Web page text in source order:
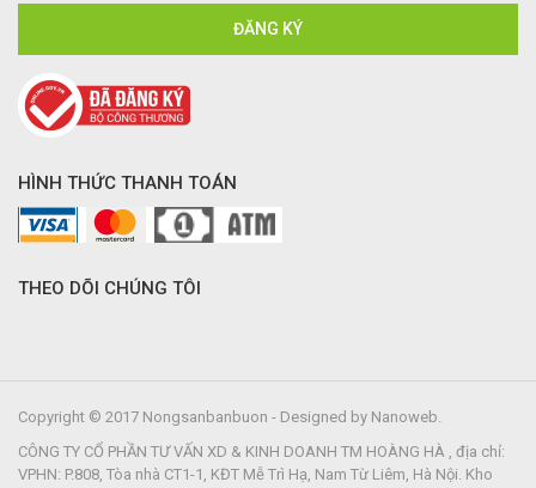
HÌNH THỨC THANH TOÁN
THEO DÕI CHÚNG TÔI
Copyright © 2017 Nongsanbanbuon - Designed by Nanoweb.
CÔNG TY CỔ PHẦN TƯ VẤN XD & KINH DOANH TM HOÀNG HÀ , địa chỉ:
VPHN: P.808, Tòa nhà CT1-1, KĐT Mễ Trì Hạ, Nam Từ Liêm, Hà Nội. Kho